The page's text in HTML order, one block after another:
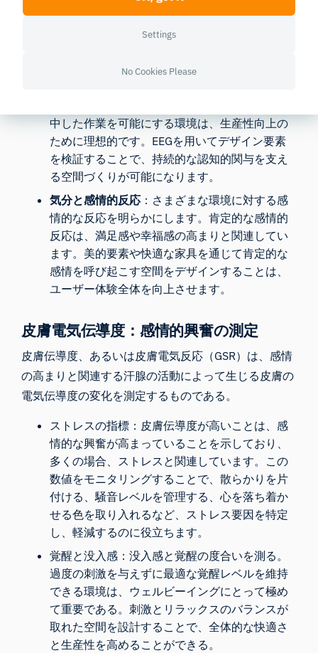
入、照明の最適化、音響環境の改善など、リラ
中した作業を可能にする環境は、生産性向上の
ために理想的です。EEGを用いてデザイン要素
を検証することで、持続的な認知的関与を支え
る空間づくりが可能になります。
気分と感情的反応 ：さまざまな環境に対する感
情的な反応を明らかにします。肯定的な感情的
反応は、満足感や幸福感の高まりと関連してい
ます。美的要素や快適な家具を通じて肯定的な
感情を呼び起こす空間をデザインすることは、
ユーザー体験全体を向上させます。
皮膚電気伝導度：感情的興奮の測定
皮膚伝導度、あるいは皮膚電気反応（GSR）は、感情
の高まりと関連する汗腺の活動によって生じる皮膚の
電気伝導度の変化を測定するものである。
ストレスの指標：皮膚伝導度が高いことは、感
情的な興奮が高まっていることを示しており、
多くの場合、ストレスと関連しています。この
数値をモニタリングすることで、散らかりを片
付ける、騒音レベルを管理する、心を落ち着か
せる色を取り入れるなど、ストレス要因を特定
し、軽減するのに役立ちます。
覚醒と没入感：没入感と覚醒の度合いを測る。
過度の刺激を与えずに最適な覚醒レベルを維持
できる環境は、ウェルビーイングにとって極め
て重要である。刺激とリラックスのバランスが
取れた空間を設計することで、全体的な快適さ
と生産性を高めることができる。
Settings
No Cookies Please